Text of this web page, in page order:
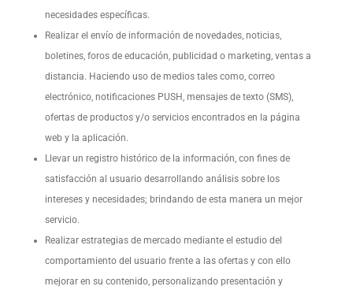
necesidades específicas.
Realizar el envío de información de novedades, noticias,
boletines, foros de educación, publicidad o marketing, ventas a
distancia. Haciendo uso de medios tales como, correo
electrónico, notificaciones PUSH, mensajes de texto (SMS),
ofertas de productos y/o servicios encontrados en la página
web y la aplicación.
Llevar un registro histórico de la información, con fines de
satisfacción al usuario desarrollando análisis sobre los
intereses y necesidades; brindando de esta manera un mejor
servicio.
Realizar estrategias de mercado mediante el estudio del
comportamiento del usuario frente a las ofertas y con ello
mejorar en su contenido, personalizando presentación y